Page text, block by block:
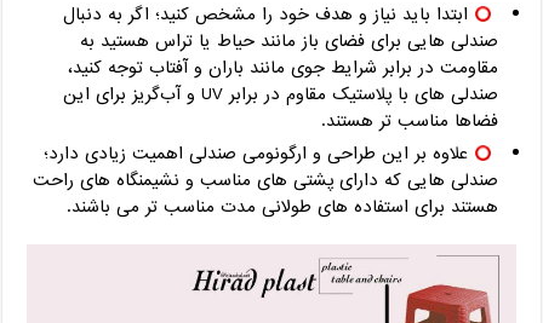
ابتدا باید نیاز و هدف خود را مشخص کنید؛ اگر به دنبال
صندلی هایی برای فضای باز مانند حیاط یا تراس هستید به
مقاومت در برابر شرایط جوی مانند باران و آفتاب توجه کنید،
صندلی های با پلاستیک مقاوم در برابر UV و آب‌گریز برای این
فضاها مناسب تر هستند.
علاوه بر این طراحی و ارگونومی صندلی اهمیت زیادی دارد؛
صندلی هایی که دارای پشتی های مناسب و نشیمنگاه های راحت
هستند برای استفاده های طولانی مدت مناسب تر می باشند.